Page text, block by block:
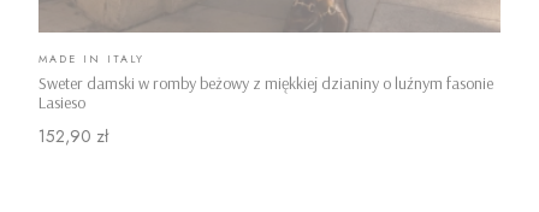
Sweter damski w romby beżowy z miękkiej dzianiny o luźnym fasonie
Lasieso
PRODUCENT
MADE IN ITALY
Cena
152,90 zł